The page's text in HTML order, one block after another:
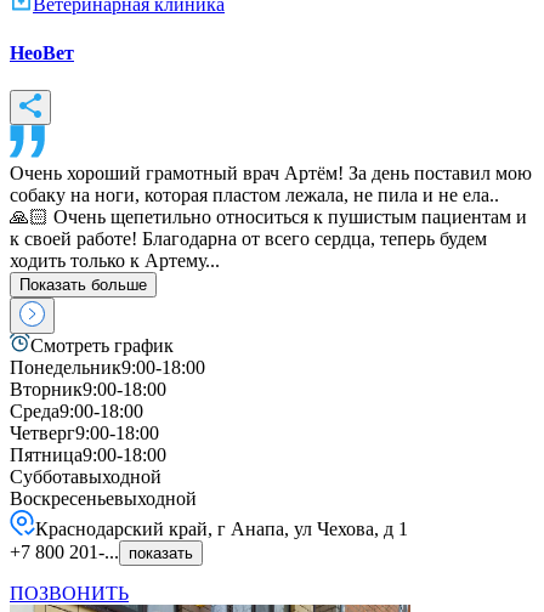
Ветеринарная клиника
НеоВет
Очень хороший грамотный врач Артём! За день поставил мою
собаку на ноги, которая пластом лежала, не пила и не ела..
🙏🏻 Очень щепетильно относиться к пушистым пациентам и
к своей работе! Благодарна от всего сердца, теперь будем
ходить только к Артему...
Показать больше
Смотреть график
Понедельник9:00-18:00
Вторник9:00-18:00
Среда9:00-18:00
Четверг9:00-18:00
Пятница9:00-18:00
Субботавыходной
Воскресеньевыходной
Краснодарский край, г Анапа, ул Чехова, д 1
+7 800 201-...
показать
ПОЗВОНИТЬ